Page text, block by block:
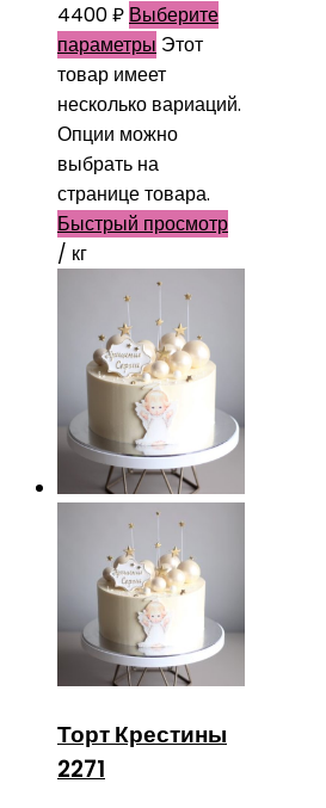
4400₽ Выберите
параметры Этот
товар имеет
несколько вариаций.
Опции можно
выбрать на
странице товара.
Быстрый просмотр
/ кг
Торт Крестины
2271